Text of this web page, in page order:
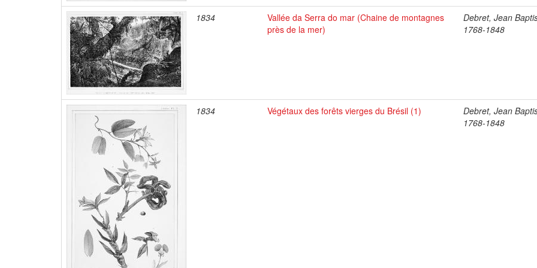
1834
Vallée da Serra do mar (Chaine de montagnes
près de la mer)
Debret, Jean
1768-1848
1834 Végétaux des forêts vierges du Brésil (1)
Debret, Jean
1768-1848